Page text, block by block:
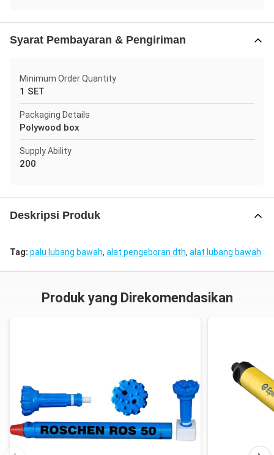
Syarat Pembayaran & Pengiriman
Minimum Order Quantity
1 SET
Packaging Details
Polywood box
Supply Ability
200
Deskripsi Produk
Tag: palu lubang bawah, alat pengeboran dth, alat lubang bawah
Produk yang Direkomendasikan